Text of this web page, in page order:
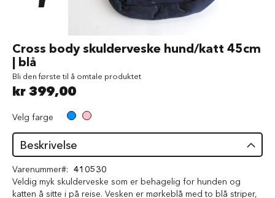
t
f
t
n
d
G
o
Cross body skulderveske hund/katt 45cm
| blå
Bli den første til å omtale produktet
kr 399,00
Velg farge
Beskrivelse
Varenummer
410530
Veldig myk skulderveske som er behagelig for hunden og
katten å sitte i på reise. Vesken er mørkeblå med to blå striper,
til
begynnelsen
av
bildegalleri